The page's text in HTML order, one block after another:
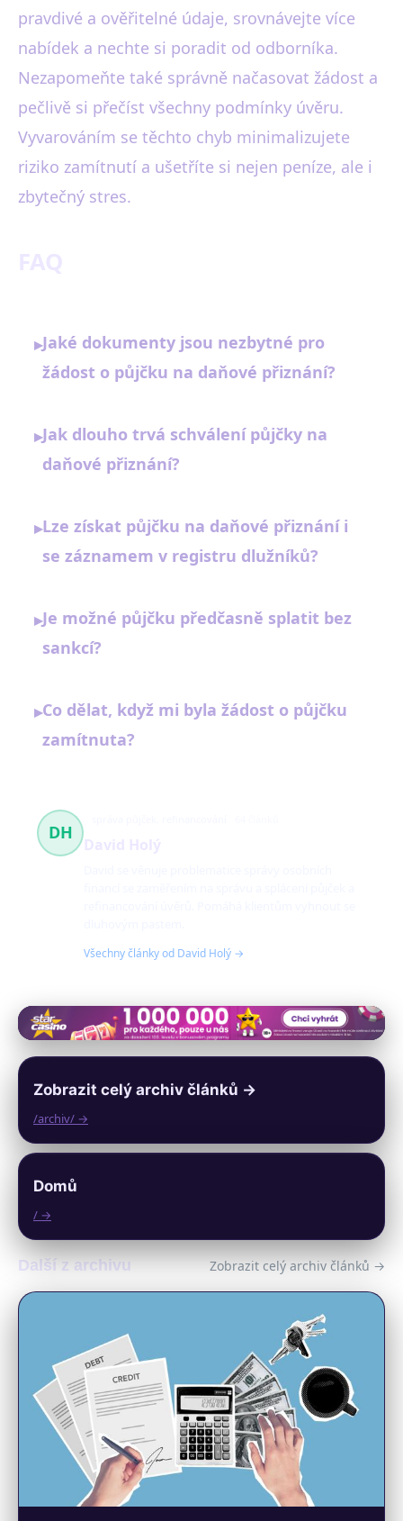
pravdivé a ověřitelné údaje, srovnávejte více
nabídek a nechte si poradit od odborníka.
Nezapomeňte také správně načasovat žádost a
pečlivě si přečíst všechny podmínky úvěru.
Vyvarováním se těchto chyb minimalizujete
riziko zamítnutí a ušetříte si nejen peníze, ale i
zbytečný stres.
▸Jaké dokumenty jsou nezbytné pro
žádost o půjčku na daňové přiznání?
▸Jak dlouho trvá schválení půjčky na
daňové přiznání?
▸Lze získat půjčku na daňové přiznání i
se záznamem v registru dlužníků?
▸Je možné půjčku předčasně splatit bez
sankcí?
▸Co dělat, když mi byla žádost o půjčku
zamítnuta?
DH
Všechny články od David Holý →
Zobrazit celý archiv článků →
/archiv/ →
Domů
/ →
Další z archivu Zobrazit celý archiv článků →